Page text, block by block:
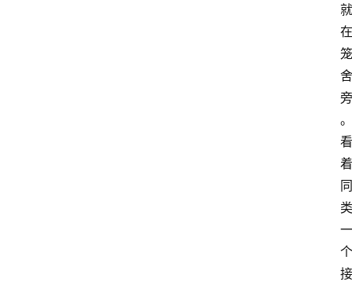
就
在
笼
舍
旁
。
看
着
同
类
一
个
接